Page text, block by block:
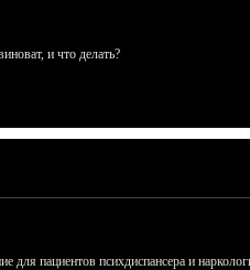
и что делать?
для пациентов психдиспансера и